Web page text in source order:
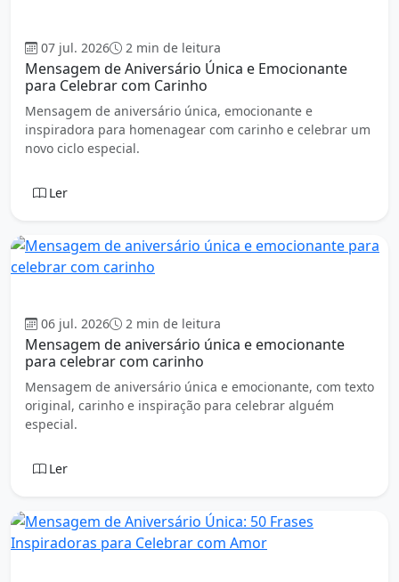
07 jul. 2026 2 min de leitura
Mensagem de Aniversário Única e Emocionante
para Celebrar com Carinho
Mensagem de aniversário única, emocionante e
inspiradora para homenagear com carinho e celebrar um
novo ciclo especial.
Ler
06 jul. 2026 2 min de leitura
Mensagem de aniversário única e emocionante
para celebrar com carinho
Mensagem de aniversário única e emocionante, com texto
original, carinho e inspiração para celebrar alguém
especial.
Ler